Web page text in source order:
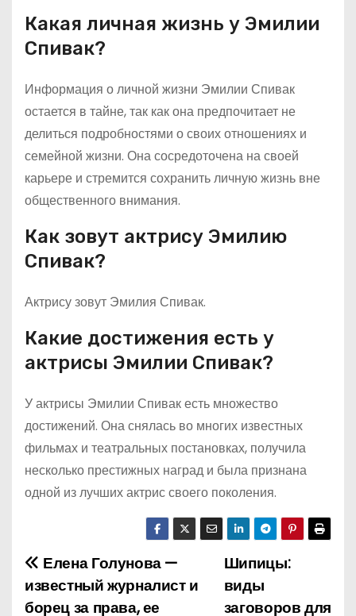
Какая личная жизнь у Эмилии
Спивак?
Информация о личной жизни Эмилии Спивак
остается в тайне, так как она предпочитает не
делиться подробностями о своих отношениях и
семейной жизни. Она сосредоточена на своей
карьере и стремится сохранить личную жизнь вне
общественного внимания.
Как зовут актрису Эмилию
Спивак?
Актрису зовут Эмилия Спивак.
Какие достижения есть у
актрисы Эмилии Спивак?
У актрисы Эмилии Спивак есть множество
достижений. Она снялась во многих известных
фильмах и театральных постановках, получила
несколько престижных наград и была признана
одной из лучших актрис своего поколения.
Н
а
Шипицы:
виды
заговоров для
Елена Голунова —
известный журналист и
борец за права, ее